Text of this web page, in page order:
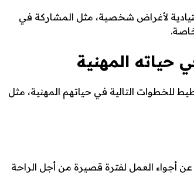
لأغراض شخصية، مثل المشاركة في
للخطوات التالية في حياتهم المهنية، مثل
أجواء العمل لفترة قصيرة من أجل الراحة